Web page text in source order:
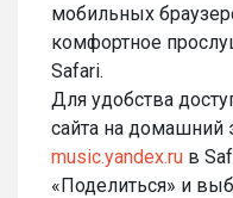
мобильных
комфортное
Safari.
Для удобства
сайта на домашний
music.yandex.ru в
«Поделиться» и